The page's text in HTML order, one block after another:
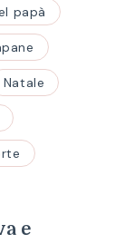
papà
Natale
e